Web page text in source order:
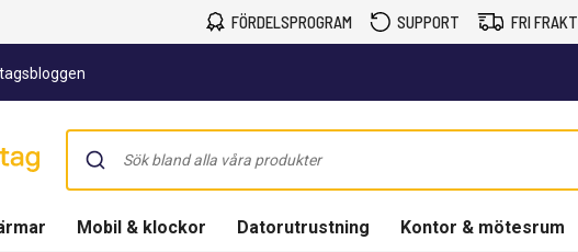
FÖRDELSPROGRAM SUPPORT FRI
Mobil & klockor Datorutrustning Kontor & mötesrum